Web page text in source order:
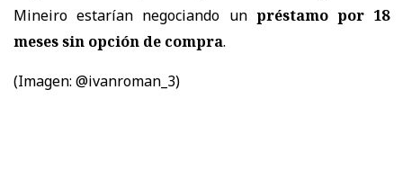
Mineiro estarían negociando un préstamo por 18
meses sin opción de compra.
(Imagen: @ivanroman_3)